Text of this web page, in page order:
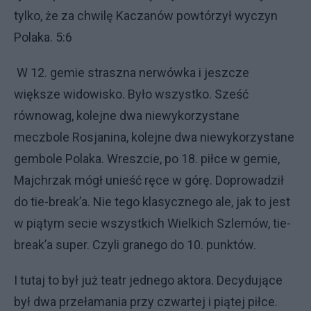
tylko, że za chwilę Kaczanów powtórzył wyczyn
Polaka. 5:6
W 12. gemie straszna nerwówka i jeszcze
większe widowisko. Było wszystko. Sześć
równowag, kolejne dwa niewykorzystane
meczbole Rosjanina, kolejne dwa niewykorzystane
gembole Polaka. Wreszcie, po 18. piłce w gemie,
Majchrzak mógł unieść ręce w górę. Doprowadził
do tie-break’a. Nie tego klasycznego ale, jak to jest
w piątym secie wszystkich Wielkich Szlemów, tie-
break’a super. Czyli granego do 10. punktów.
I tutaj to był już teatr jednego aktora. Decydujące
był dwa przełamania przy czwartej i piątej piłce.